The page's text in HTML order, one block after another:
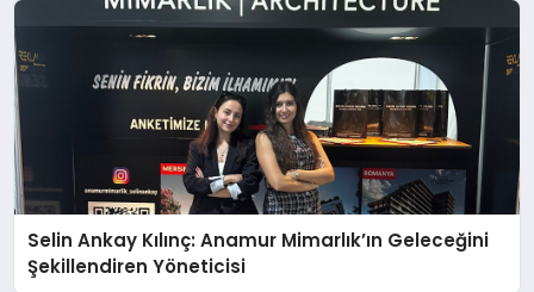
Selin Ankay Kılınç: Anamur Mimarlık’ın Geleceğini
Şekillendiren Yöneticisi